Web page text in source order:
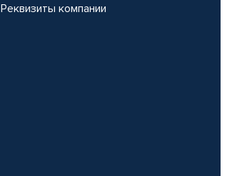
Реквизиты компании